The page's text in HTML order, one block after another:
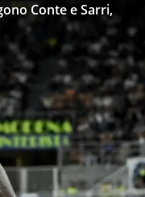
Conte e Sarri,